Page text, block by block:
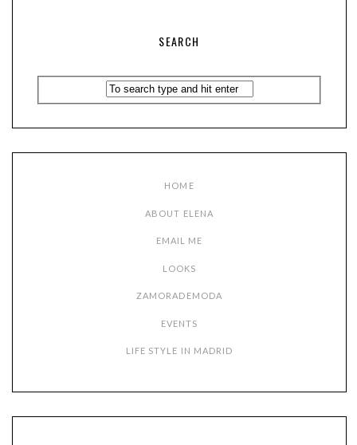
SEARCH
HOME
ABOUT ELENA
EMAIL ME
LOOKS
ZAMORADEMODA
EVENTS
LIFE STYLE IN MADRID